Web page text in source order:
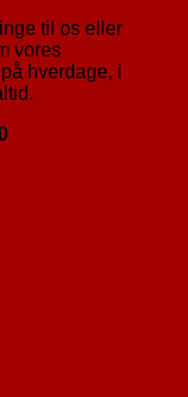
til os eller
vores
hverdage, i